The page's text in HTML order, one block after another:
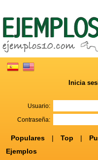
Inicia
Usuario:
Contraseña:
Populares
| Top |
Ejemplos